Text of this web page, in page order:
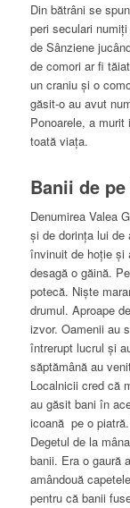
Din bătrâni se
peri seculari
de Sânziene
de comori ar fi
un craniu şi o
găsit-o au avut
Ponoarele, a
toată viaţa.
Banii de
Denumirea Valea
şi de dorinţa lui de
învinuit de hoţie şi
desagă o găină.
potecă. Nişte
drumul. Aproape
izvor. Oamenii au
întrerupt lucrul şi
săptămână au
Localnicii cred că
au găsit bani în
icoană pe o
Degetul de la
banii. Era o gaură
amândouă
pentru că banii